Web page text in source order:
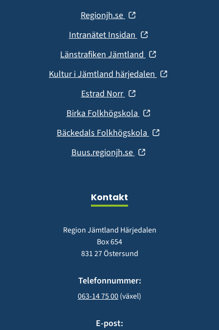
Regionjh.se (öppnas
nytt
fönster)
Intranätet Insidan (öppnas
nytt
fönster)
Länstrafiken Jämtland (öppnas
nytt
Kultur i Jämtland härjedalen (öppnas
Estrad Norr (öppnas
nytt
fönster)
Birka Folkhögskola (öppnas
nytt
fönster)
Bäckedals Folkhögskola (öppnas
Buus.regionjh.se (öppnas
Kontakt
Region Jämtland Härjedalen
Box 654
831 27 Östersund
Telefonnummer:
063-14 75 00 (växel)
E-post: